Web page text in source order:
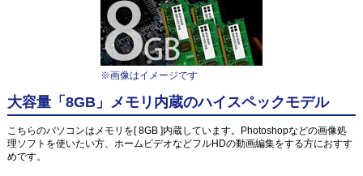
※画像はイメージです
大容量「8GB」メモリ内蔵のハイスペックモデル
こちらのパソコンはメモリを[ 8GB ]内蔵しています。Photoshopなどの画像処
理ソフトを使いたい方、ホームビデオなどフルHDの動画編集をする方におすす
めです。